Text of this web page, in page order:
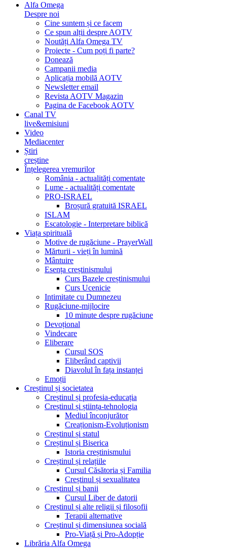
Alfa Omega
Despre noi
Cine suntem și ce facem
Ce spun alții despre AOTV
Noutăți Alfa Omega TV
Proiecte - Cum poți fi parte?
Donează
Campanii media
Aplicația mobilă AOTV
Newsletter email
Revista AOTV Magazin
Pagina de Facebook AOTV
Canal TV
live&emisiuni
Video
Mediacenter
Știri
creștine
Înțelegerea vremurilor
România - actualități comentate
Lume - actualități comentate
PRO-ISRAEL
Broșură gratuită ISRAEL
ISLAM
Escatologie - Interpretare biblică
Viața spirituală
Motive de rugăciune - PrayerWall
Mărturii - vieți în lumină
Mântuire
Esența creștinismului
Curs Bazele creștinismului
Curs Ucenicie
Intimitate cu Dumnezeu
Rugăciune-mijlocire
10 minute despre rugăciune
Devoțional
Vindecare
Eliberare
Cursul SOS
Eliberând captivii
Diavolul în fața instanței
Emoții
Creștinul și societatea
Creștinul și profesia-educația
Creștinul și știința-tehnologia
Mediul înconjurător
Creaționism-Evoluționism
Creștinul și statul
Creștinul și Biserica
Istoria creștinismului
Creștinul și relațiile
Cursul Căsătoria și Familia
Creștinul și sexualitatea
Creștinul și banii
Cursul Liber de datorii
Creștinul și alte religii și filosofii
Terapii alternative
Creștinul și dimensiunea socială
Pro-Viață și Pro-Adopție
Librăria Alfa Omega